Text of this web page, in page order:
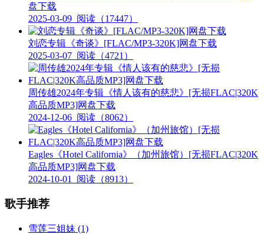
盘下载
2025-03-09 阅读（17447）
刘恋专辑《奇谈》[FLAC/MP3-320K]网盘下载
2025-03-07 阅读（4721）
周传雄2024年专辑《情人该有的慈悲》[无损FLAC|320K
高品质MP3]网盘下载
2024-12-06 阅读（8062）
Eagles《Hotel California》（加州旅馆）[无损FLAC|320K
高品质MP3]网盘下载
2024-10-01
阅读（8913）
歌手推荐
雪莲三姐妹 (1)